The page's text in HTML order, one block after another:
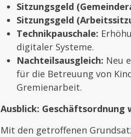
Sitzungsgeld
Sitzungsgeld
Technikpauschale:
digitaler Systeme.
Nachteilsausgleich: Neu
für die Betreuung von
Gremienarbeit.
Ausblick:
Mit den getroffenen